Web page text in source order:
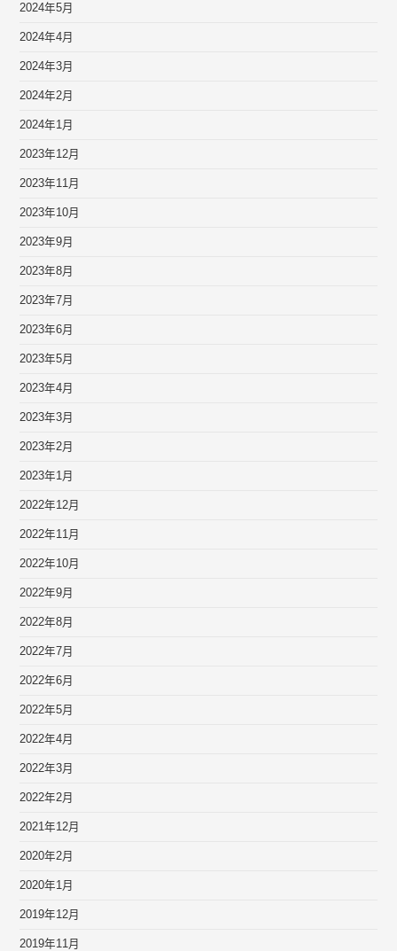
2024年5月
2024年4月
2024年3月
2024年2月
2024年1月
2023年12月
2023年11月
2023年10月
2023年9月
2023年8月
2023年7月
2023年6月
2023年5月
2023年4月
2023年3月
2023年2月
2023年1月
2022年12月
2022年11月
2022年10月
2022年9月
2022年8月
2022年7月
2022年6月
2022年5月
2022年4月
2022年3月
2022年2月
2021年12月
2020年2月
2020年1月
2019年12月
2019年11月